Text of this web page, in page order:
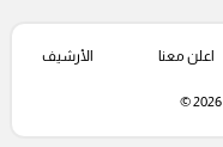
اعلن معنا الأرشيف